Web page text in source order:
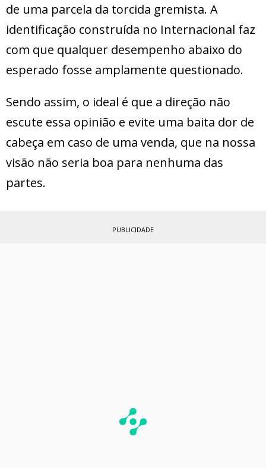
de uma parcela da torcida gremista. A
identificação construída no Internacional faz
com que qualquer desempenho abaixo do
esperado fosse amplamente questionado.
Sendo assim, o ideal é que a direção não
escute essa opinião e evite uma baita dor de
cabeça em caso de uma venda, que na nossa
visão não seria boa para nenhuma das
partes.
PUBLICIDADE